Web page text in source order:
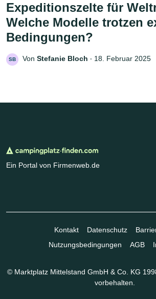
Expeditionszelte für
Welche Modelle trotzen
Bedingungen?
SB Von Stefanie Bloch ‧ 18. Februar 2025
Ein Portal von Firmenweb.de
Kontakt Datenschutz
Nutzungsbedingungen
AGB
© Marktplatz Mittelstand GmbH & Co. KG
vorbehalten.